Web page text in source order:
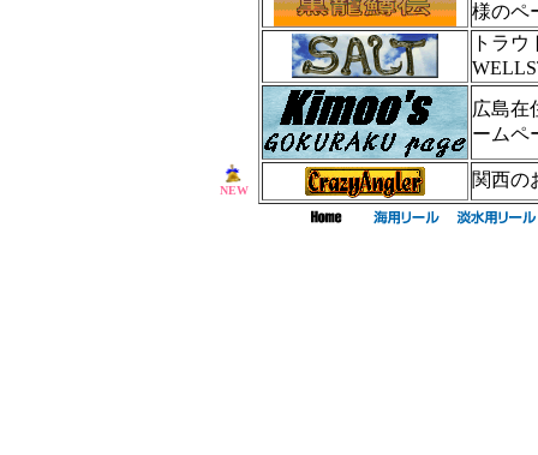
様のペ
トラ
広島在
ームペ
関西の
NEW